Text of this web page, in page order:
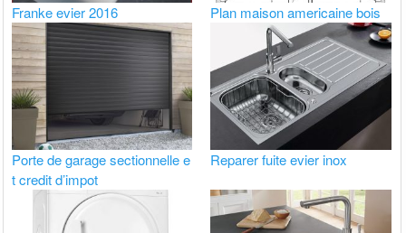
Franke evier 2016 Plan maison americaine bois
Porte de garage sectionnelle e
t credit d’impot
Reparer fuite evier inox